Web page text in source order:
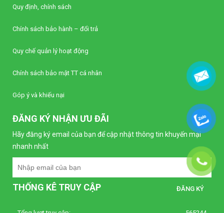
(Loại tiêu chuẩn)
Bộ định thời Analog – Power Off Delay
Bộ định thời Analog – Power Off Delay
Autonics AT8PMN
Bộ định thời Analog – Power Off Delay
Autonics AT8PSN-7
Liên hệ
Quy định, chính sách
Chính sách bảo hành – đổi trả
Quy chế quản lý hoạt động
Chính sách bảo mật TT cá nhân
Góp ý và khiếu nại
ĐĂNG KÝ NHẬN ƯU ĐÃI
Hãy đăng ký email của bạn để cập nhật thông tin khuyến mại
nhanh nhất
THỐNG KÊ TRUY CẬP